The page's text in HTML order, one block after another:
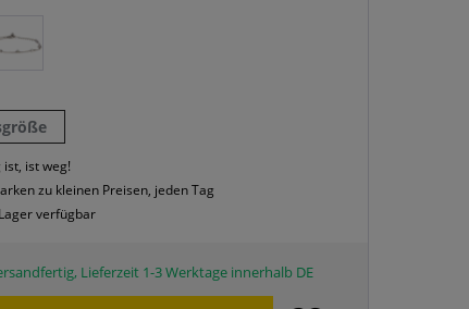
ist, ist weg!
zu kleinen Preisen, jeden Tag
verfügbar
Lieferzeit 1-3 Werktage innerhalb DE